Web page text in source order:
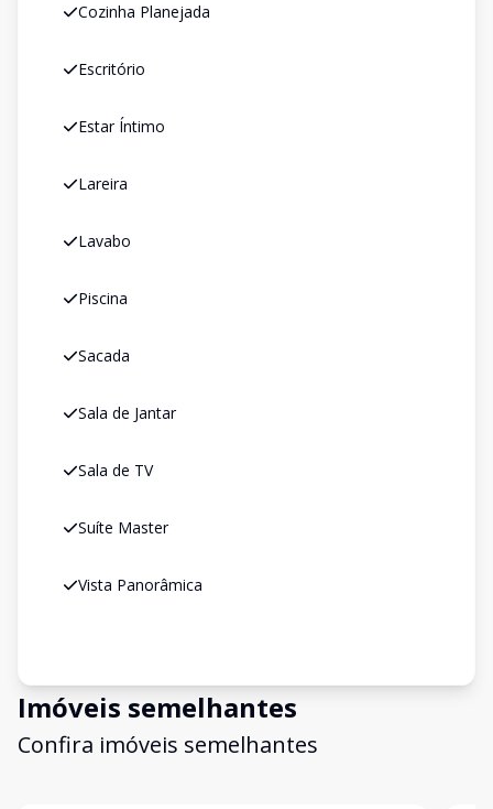
Cozinha Planejada
Escritório
Estar Íntimo
Lareira
Lavabo
Piscina
Sacada
Sala de Jantar
Sala de TV
Suíte Master
Vista Panorâmica
Imóveis semelhantes
Confira imóveis semelhantes